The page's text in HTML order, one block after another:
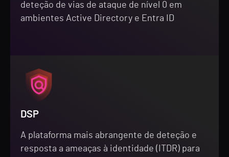
deteção de vias de ataque de nível 0 em
ambientes Active Directory e Entra ID
DSP
A plataforma mais abrangente de deteção e
resposta a ameaças à identidade (ITDR) para